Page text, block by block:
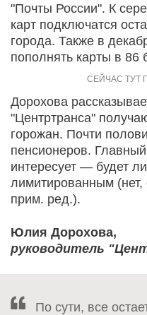
"Почты России". К
карт подключатся
города. Также в
пополнять карты в 86
Дорохова
"Центртранса"
горожан. Почти
пенсионеров.
интересует — будет
лимитированным
прим. ред.).
Юлия Дорохова,
руководитель
По сути, все